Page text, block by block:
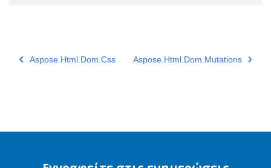
Aspose.Html.Dom.Css Aspose.Html.Dom.Mutations